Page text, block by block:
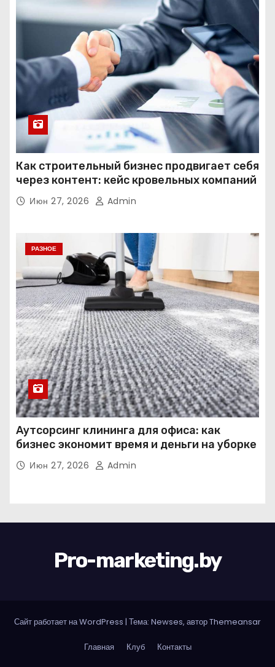
Как строительный бизнес продвигает себя
через контент: кейс кровельных компаний
Июн 27, 2026 Admin
РАЗНОЕ
Аутсорсинг клининга для офиса: как
бизнес экономит время и деньги на уборке
Июн 27, 2026 Admin
Pro-marketing.by
Сайт работает на WordPress | Тема: Newses, авторThemeansar
Главная Клуб Контакты